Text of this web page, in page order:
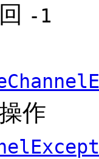
-1
作